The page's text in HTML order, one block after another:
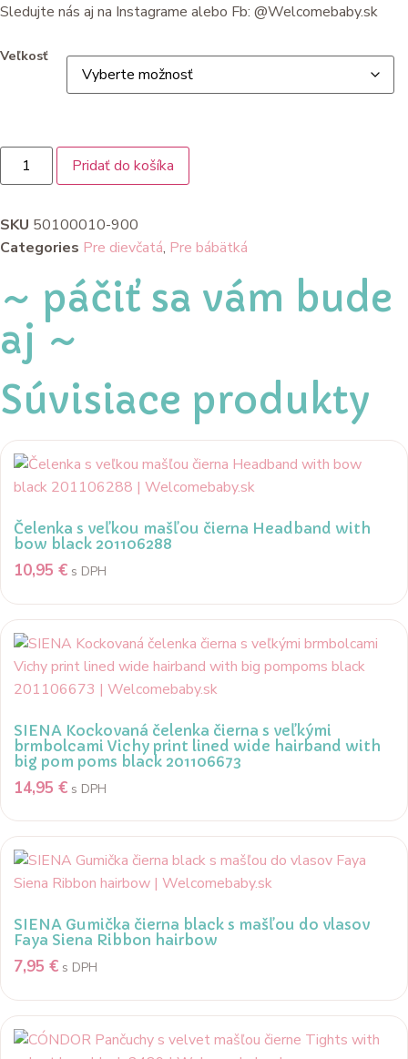
Sledujte nás aj na Instagrame alebo Fb: @Welcomebaby.sk
Veľkosť
množstvo
CÓNDOR
Dievčenská
bez
brmbolca
čierna
beret
50100010
Pridať do košíka
SKU 50100010-900
Categories Pre dievčatá, Pre bábätká
~ páčiť sa vám bude
aj ~
Súvisiace produkty
Čelenka s veľkou mašľou čierna Headband with
bow black 201106288
10,95 € s DPH
SIENA Kockovaná čelenka čierna s veľkými
brmbolcami Vichy print lined wide hairband with
big pom poms black 201106673
14,95 € s DPH
SIENA Gumička čierna black s mašľou do vlasov
Faya Siena Ribbon hairbow
7,95 € s DPH